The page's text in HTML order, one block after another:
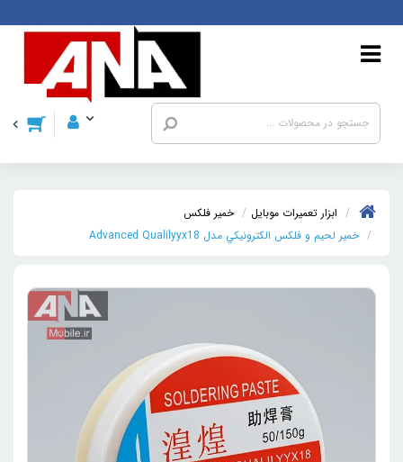
ابزار تعمیرات موبایل
خمير فلکس
خمير لحيم و فلکس الکترونيکي مدل Advanced Qualilyyx18